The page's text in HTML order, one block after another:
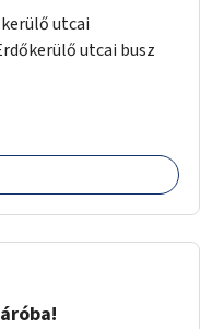
utcai
utcai busz